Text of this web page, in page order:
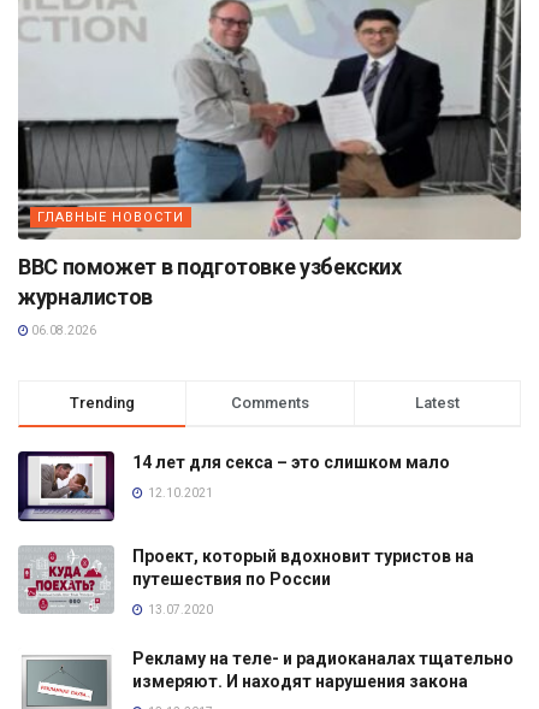
ГЛАВНЫЕ НОВОСТИ
BBC поможет в подготовке узбекских
журналистов
06.08.2026
Trending Comments Latest
14 лет для секса – это слишком мало
12.10.2021
Проект, который вдохновит туристов на
путешествия по России
13.07.2020
Рекламу на теле- и радиоканалах тщательно
измеряют. И находят нарушения закона